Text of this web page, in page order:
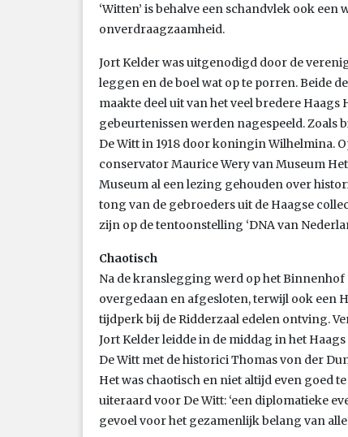
‘Witten’ is behalve een schandvlek ook
onverdraagzaamheid.
Jort Kelder was uitgenodigd door de
leggen en de boel wat op te porren. Beide
maakte deel uit van het veel bredere
gebeurtenissen werden nagespeeld. Zoals
De Witt in 1918 door koningin Wilhelmina.
conservator Maurice Wery van Museum
Museum al een lezing gehouden over
tong van de gebroeders uit de Haagse
zijn op de tentoonstelling ‘DNA van
Chaotisch
Na de kranslegging werd op het
overgedaan en afgesloten, terwijl ook een
tijdperk bij de Ridderzaal edelen ontving.
Jort Kelder leidde in de middag in het
De Witt met de historici Thomas von der
Het was chaotisch en niet altijd even goed
uiteraard voor De Witt: ‘een diplomatieke
gevoel voor het gezamenlijk belang van alle